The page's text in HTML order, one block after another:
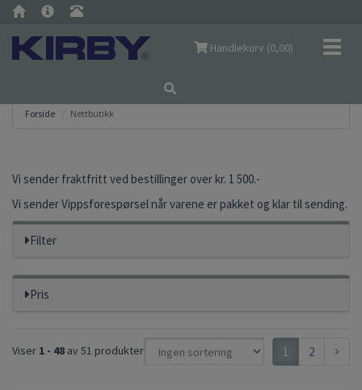
Handlekurv (0,00)
Forside Nettbutikk
Vi sender fraktfritt ved bestillinger over kr. 1 500.-
Vi sender Vippsforespørsel når varene er pakket og klar til sending.
Filter
Pris
Viser 1 - 48 av 51 produkter 1 2